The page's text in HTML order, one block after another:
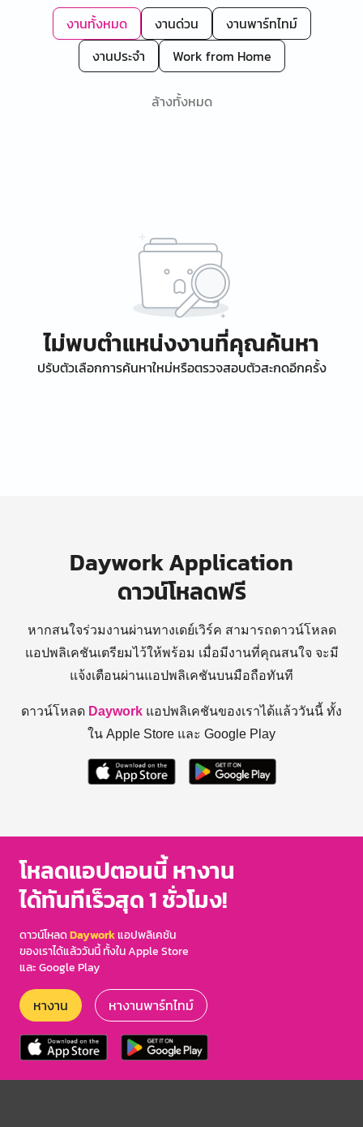
งานทั้งหมด งานด่วน
งานพาร์ทไทม์
งานประจำ
Work from Home
ล้างทั้งหมด
ไม่พบตำแหน่งงานที่คุณค้นหา
ปรับตัวเลือกการค้นหาใหม่หรือตรวจสอบตัวสะกดอีกครั้ง
Daywork Application
ดาวน์โหลดฟรี
หากสนใจร่วมงานผ่านทางเดย์เวิร์ค สามารถดาวน์โหลด
แอปพลิเคชันเตรียมไว้ให้พร้อม เมื่อมีงานที่คุณสนใจ จะมี
แจ้งเตือนผ่านแอปพลิเคชันบนมือถือทันที
ดาวน์โหลด Daywork แอปพลิเคชันของเราได้แล้ววันนี้ ทั้ง
ใน Apple Store และ Google Play
โหลดแอปตอนนี้ หางาน
ได้ทันทีเร็วสุด 1 ชั่วโมง!
ดาวน์โหลดDayworkแอปพลิเคชัน
ของเราได้แล้ววันนี้ ทั้งใน Apple Store
และ Google Play
หางาน หางานพาร์ทไทม์